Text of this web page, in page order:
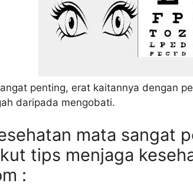
penting, erat kaitannya dengan
daripada mengobati.
mata sangat
tips menjaga
: